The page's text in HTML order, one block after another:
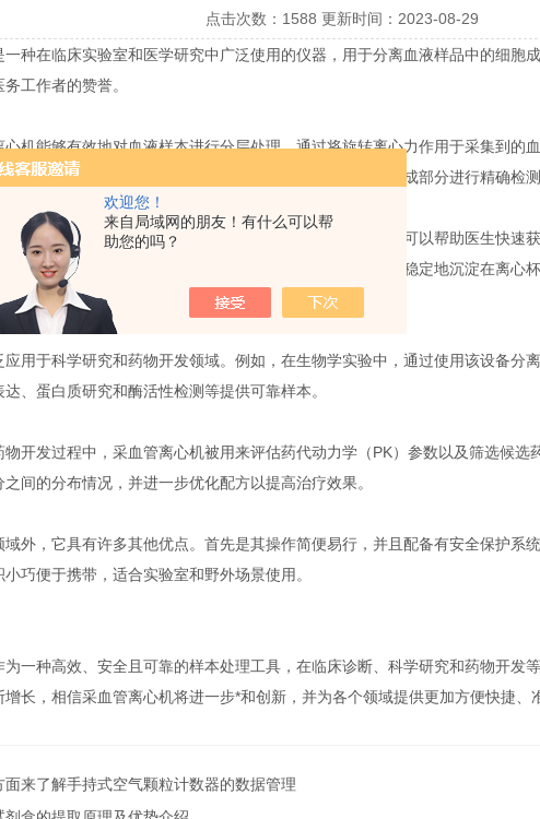
欢迎您！
来自局域网的朋友！有什么可以帮
助您的吗？
点击次数：1588 更新时间：2023-08-29
在临床实验室和医学研究中广泛使用的仪器，用于分离血液样品中的细胞
工作者的赞誉。
能够有效地对血液样本进行分层处理。通过将旋转离心力作用于采集到的
位置上。这使得后续对红细胞、白细胞、血小板等各个组成部分进行精确检测
域，它发挥着重要作用。例如，在全血检测中，该仪器可以帮助医生快速
，并设定合适参数，红细胞与其他成份很好地被隔开，并被稳定地沉淀在离心
的血细胞计数、红细胞比容和白细胞分类等指标。
于科学研究和药物开发领域。例如，在生物学实验中，通过使用该设备分离
、蛋白质研究和酶活性检测等提供可靠样本。
发过程中，采血管离心机被用来评估药代动力学（PK）参数以及筛选候选
间的分布情况，并进一步优化配方以提高治疗效果。
，它具有许多其他优点。首先是其操作简便易行，并且配备有安全保护系
巧便于携带，适合实验室和野外场景使用。
种高效、安全且可靠的样本处理工具，在临床诊断、科学研究和药物开发
长，相信采血管离心机将进一步*和创新，并为各个领域提供更加方便快捷、
面来了解手持式空气颗粒计数器的数据管理